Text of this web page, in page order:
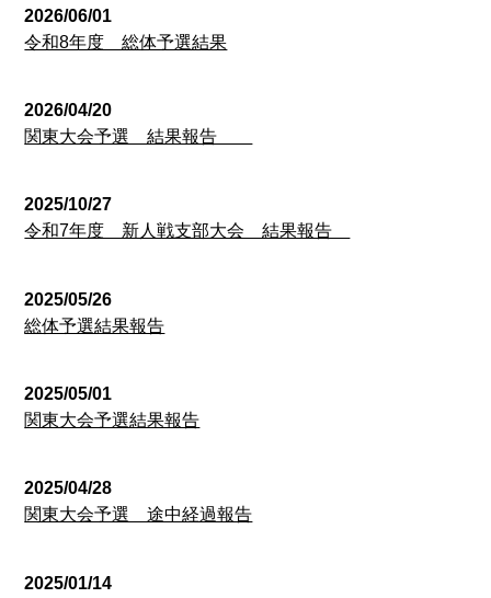
2026/06/01
令和8年度 総体予選結果
2026/04/20
関東大会予選 結果報告
2025/10/27
令和7年度 新人戦支部大会 結果報告
2025/05/26
総体予選結果報告
2025/05/01
関東大会予選結果報告
2025/04/28
関東大会予選 途中経過報告
2025/01/14